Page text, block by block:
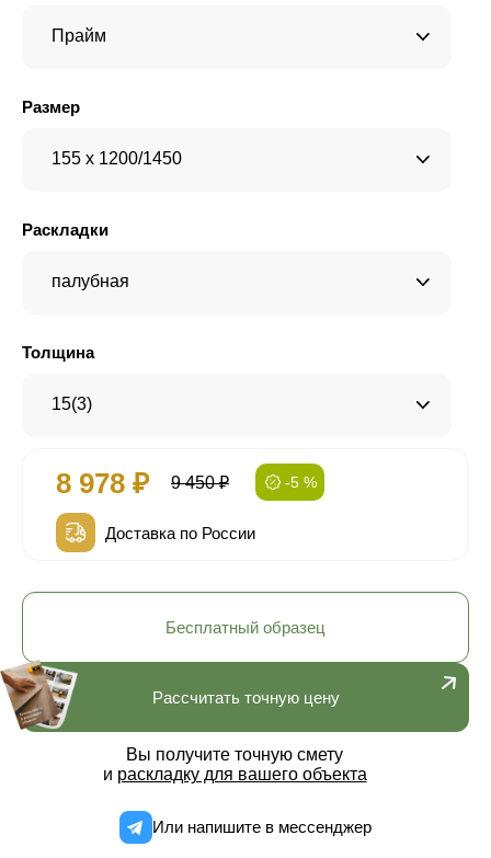
Прайм
Размер
155 x 1200/1450
Раскладки
палубная
Толщина
15(3)
8 978 ₽ 9 450 ₽ -5 %
Доставка по России
Рассчитать точную цену
Вы получите точную смету
и раскладку для вашего объекта
Или напишите в мессенджер
Бесплатный образец